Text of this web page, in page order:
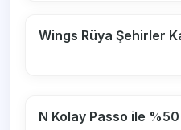
Wings Rüya Şehirler
N Kolay Passo ile